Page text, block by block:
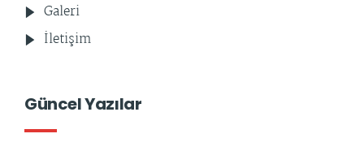
Galeri
İletişim
Güncel Yazılar